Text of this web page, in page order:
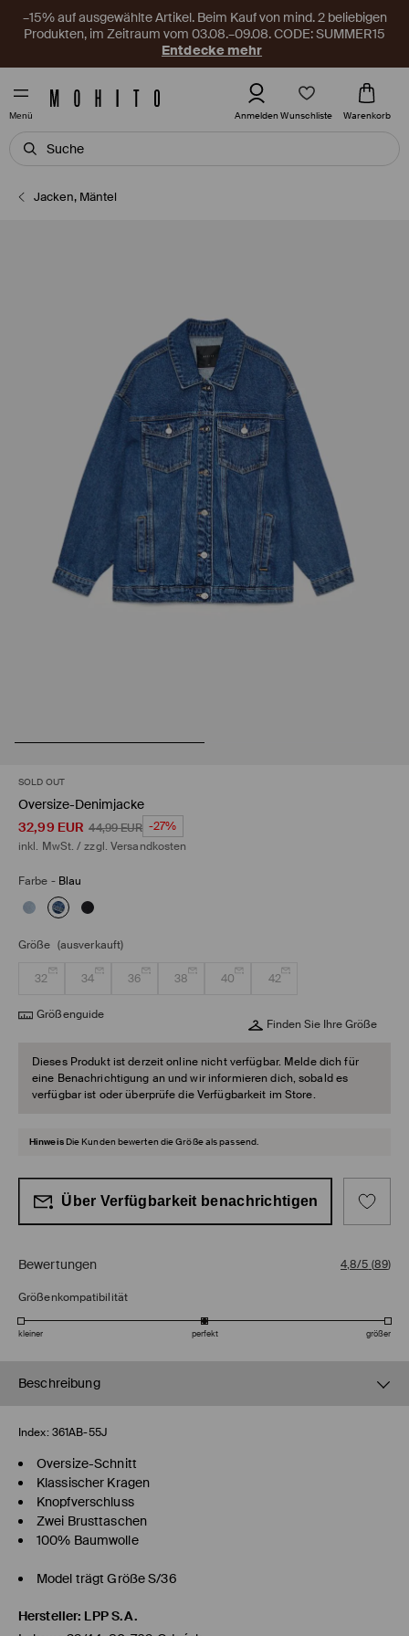
–15% auf ausgewählte Artikel. Beim Kauf von mind. 2 beliebigen
Produkten, im Zeitraum vom 03.08.–09.08. CODE: SUMMER15
Entdecke mehr
Menü Anmelden Wunschliste Warenkorb
Jacken, Mäntel
SOLD OUT
Oversize-Denimjacke
32,99 EUR 44,99EUR -27%
inkl. MwSt. / zzgl. Versandkosten
Farbe - Blau
Größe (ausverkauft)
32 34 36 38 40 42
Größenguide
Finden Sie Ihre Größe
Dieses Produkt ist derzeit online nicht verfügbar. Melde dich für
eine Benachrichtigung an und wir informieren dich, sobald es
verfügbar ist oder überprüfe die Verfügbarkeit im Store.
Hinweis Die Kunden bewerten die Größe als passend.
Über Verfügbarkeit benachrichtigen
Bewertungen 4,8/5 (89)
Größenkompatibilität
kleiner perfekt größer
Beschreibung
Index: 361AB-55J
Oversize-Schnitt
Klassischer Kragen
Knopfverschluss
Zwei Brusttaschen
100% Baumwolle
Model trägt Größe S/36
Hersteller: LPP S.A.